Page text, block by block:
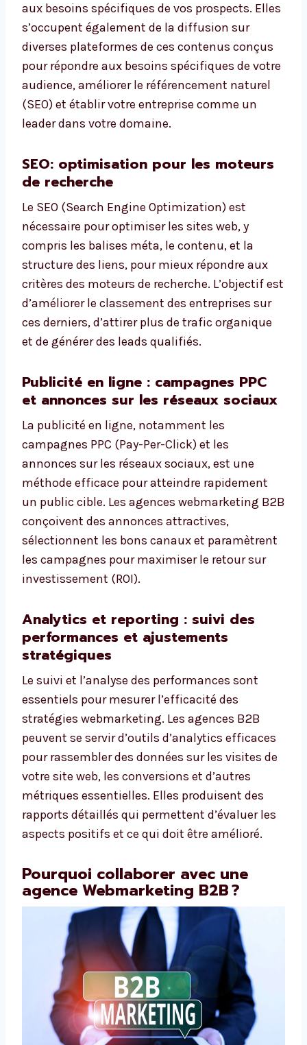
aux besoins spécifiques de vos prospects. Elles
s’occupent également de la diffusion sur
diverses plateformes de ces contenus conçus
pour répondre aux besoins spécifiques de votre
audience, améliorer le référencement naturel
(SEO) et établir votre entreprise comme un
leader dans votre domaine.
SEO: optimisation pour les moteurs
de recherche
Le SEO (Search Engine Optimization) est
nécessaire pour optimiser les sites web, y
compris les balises méta, le contenu, et la
structure des liens, pour mieux répondre aux
critères des moteurs de recherche. L’objectif est
d’améliorer le classement des entreprises sur
ces derniers, d’attirer plus de trafic organique
et de générer des leads qualifiés.
Publicité en ligne : campagnes PPC
et annonces sur les réseaux sociaux
La publicité en ligne, notamment les
campagnes PPC (Pay-Per-Click) et les
annonces sur les réseaux sociaux, est une
méthode efficace pour atteindre rapidement
un public cible. Les agences webmarketing B2B
conçoivent des annonces attractives,
sélectionnent les bons canaux et paramètrent
les campagnes pour maximiser le retour sur
investissement (ROI).
Analytics et reporting : suivi des
performances et ajustements
stratégiques
Le suivi et l’analyse des performances sont
essentiels pour mesurer l’efficacité des
stratégies webmarketing. Les agences B2B
peuvent se servir d’outils d’analytics efficaces
pour rassembler des données sur les visites de
votre site web, les conversions et d’autres
métriques essentielles. Elles produisent des
rapports détaillés qui permettent d’évaluer les
aspects positifs et ce qui doit être amélioré.
Pourquoi collaborer avec une
agence Webmarketing B2B ?